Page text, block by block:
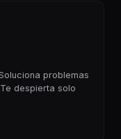
problemas
despierta solo